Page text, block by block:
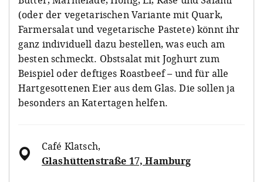
(oder der vegetarischen Variante mit Quark,
Farmersalat und vegetarische Pastete) könnt ihr
ganz individuell dazu bestellen, was euch am
besten schmeckt. Obstsalat mit Joghurt zum
Beispiel oder deftiges Roastbeef – und für alle
Hartgesottenen Eier aus dem Glas. Die sollen ja
besonders an Katertagen helfen.
Café Klatsch,
Glashüttenstraße 17, Hamburg